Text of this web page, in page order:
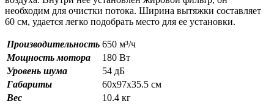
необходим для очистки потока. Ширина вытяжки составляет
60 см, удается легко подобрать место для ее установки.
Производительность 650 м³/ч
Мощность мотора
180 Вт
Уровень шума
54 дБ
Габариты
60х97х35.5 см
Вес
10.4 кг